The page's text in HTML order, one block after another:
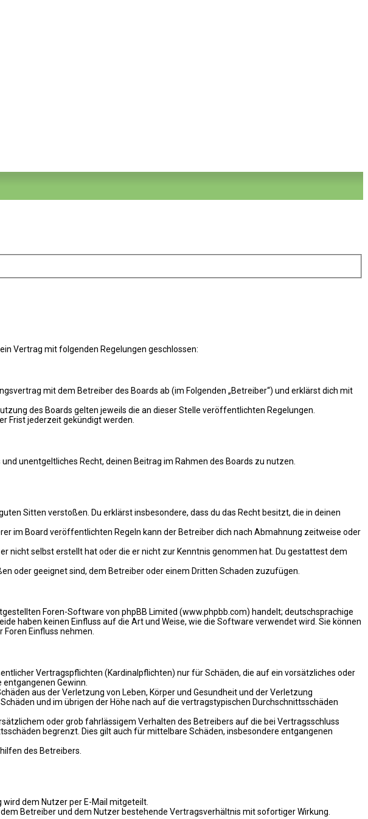
Vertrag mit folgenden Regelungen geschlossen:
mit dem Betreiber des Boards ab (im Folgenden „Betreiber“) und erklärst dich mit
des Boards gelten jeweils die an dieser Stelle veröffentlichten Regelungen.
Frist jederzeit gekündigt werden.
unentgeltliches Recht, deinen Beitrag im Rahmen des Boards zu nutzen.
Sitten verstoßen. Du erklärst insbesondere, dass du das Recht besitzt, die in deinen
im Board veröffentlichten Regeln kann der Betreiber dich nach Abmahnung zeitweise oder
nicht selbst erstellt hat oder die er nicht zur Kenntnis genommen hat. Du gestattest dem
oder geeignet sind, dem Betreiber oder einem Dritten Schaden zuzufügen.
Foren-Software von phpBB Limited (www.phpbb.com) handelt; deutschsprachige
haben keinen Einfluss auf die Art und Weise, wie die Software verwendet wird. Sie können
Einfluss nehmen.
Vertragspflichten (Kardinalpflichten) nur für Schäden, die auf ein vorsätzliches oder
Gewinn.
aus der Verletzung von Leben, Körper und Gesundheit und der Verletzung
und im übrigen der Höhe nach auf die vertragstypischen Durchschnittsschäden
oder grob fahrlässigem Verhalten des Betreibers auf die bei Vertragsschluss
begrenzt. Dies gilt auch für mittelbare Schäden, insbesondere entgangenen
des Betreibers.
dem Nutzer per E-Mail mitgeteilt.
Betreiber und dem Nutzer bestehende Vertragsverhältnis mit sofortiger Wirkung.